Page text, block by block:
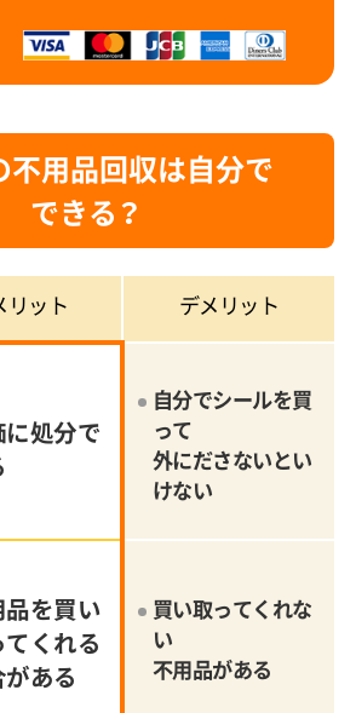
不用品回収は自分で
できる？
リット デメリット
処分で
自分でシールを買
って
外にださないとい
けない
を買い
くれる
ある
買い取ってくれな
い
不用品がある